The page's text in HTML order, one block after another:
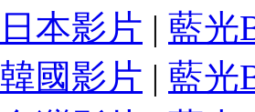
本影片 | 藍光
國影片 | 藍光